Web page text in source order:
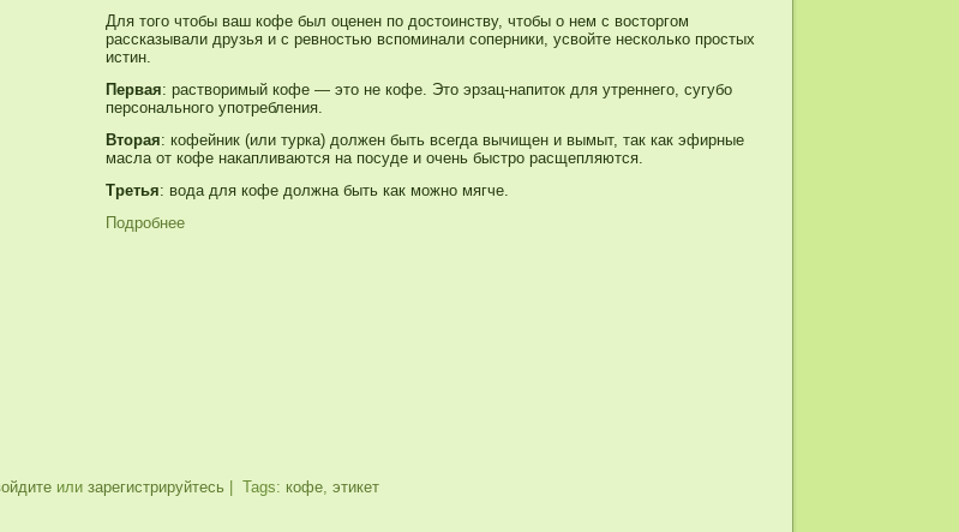
Для того чтобы ваш кофе был оценен по достоинству, чтобы о нем с восторгом
рассказывали друзья и с ревностью вспоминали соперники, усвойте несколько простых
истин.
Первая: растворимый кофе — это не кофе. Это эрзац-напиток для утреннего, сугубо
персонального употребления.
Вторая: кофейник (или турка) должен быть всегда вычищен и вымыт, так как эфирные
масла от кофе накапливаются на посуде и очень быстро расщепляются.
Третья: вода для кофе должна быть как можно мягче.
Подробнее
или зарегистрируйтесь | Tags: кофе, этикет